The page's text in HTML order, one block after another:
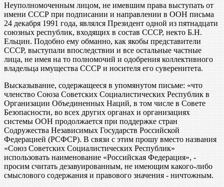
Неуполномоченным лицом, не имевшим права выступать от
имени СССР при подписании и направлении в ООН письма
24 декабря 1991 года, являлся Президент одной из пятнадцати
союзных республик, входящих в состав СССР, некто Б.Н.
Ельцин. Подобно ему обманно, как якобы представители
СССР, выступали впоследствии и все остальные частные
лица, не имея на то полномочий и одобрения коллективного
владельца имущества СССР и носителя его суверенитета.
Высказывание, содержащееся в упомянутом письме: «что
членство Союза Советских Социалистических Республик в
Организации Объединенных Наций, в том числе в Совете
Безопасности, во всех других органах и организациях
системы ООН продолжается при поддержке стран
Содружества Независимых Государств Российской
Федерацией (РСФСР). В связи с этим прошу вместо названия
«Союз Советских Социалистических Республик»
использовать наименование «Российская Федерация», -
просим считать дезавуированным, не имеющим какого-либо
смыслового содержания и правового значения - ничтожным.